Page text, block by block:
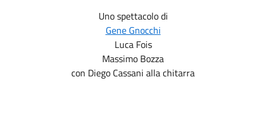
Uno spettacolo di
Gene Gnocchi
Luca Fois
Massimo Bozza
con Diego Cassani alla chitarra